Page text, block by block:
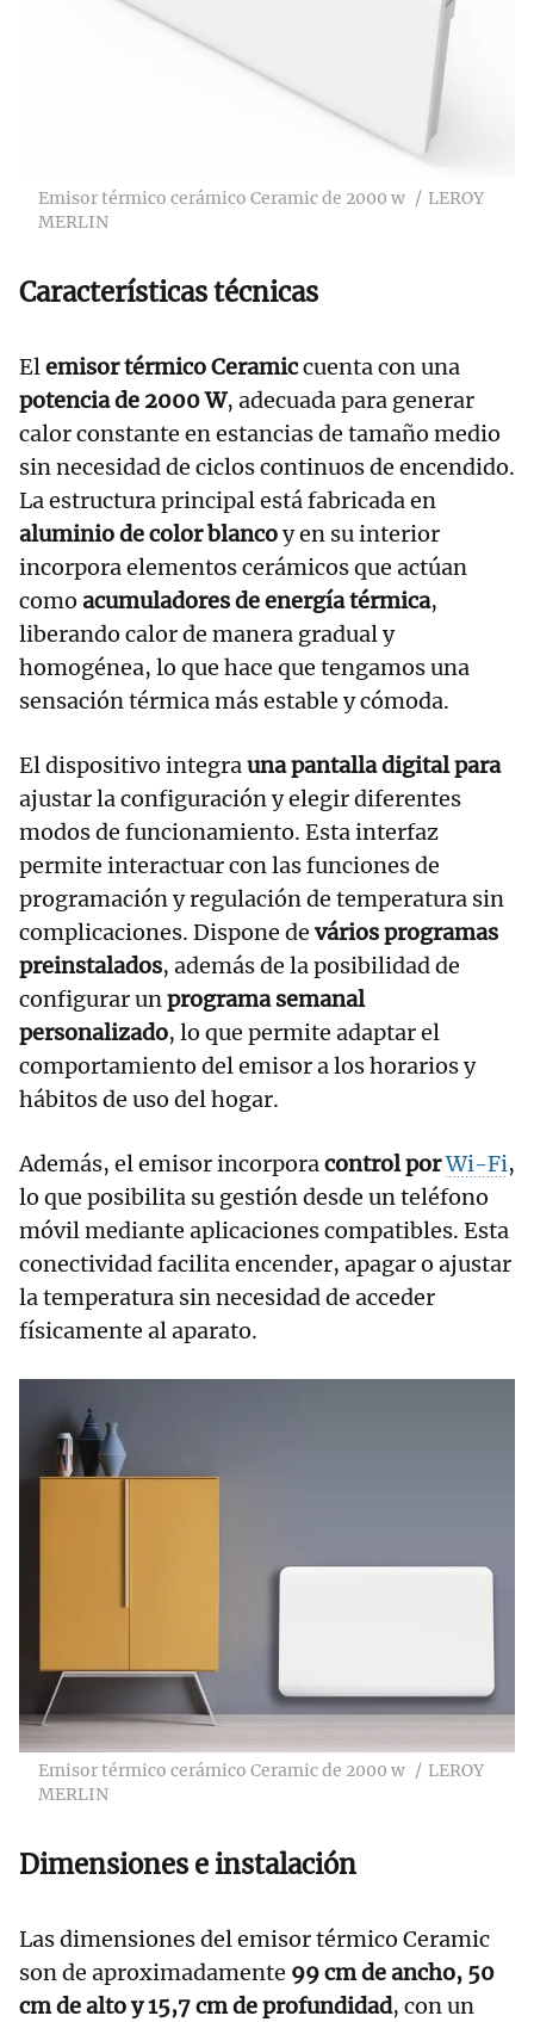
Emisor térmico cerámico Ceramic de 2000 w
LEROY
MERLIN
Características técnicas
Elemisor térmico Ceramiccuenta con una
potencia de 2000 W, adecuada para generar
calor constante en estancias de tamaño medio
sin necesidad de ciclos continuos de encendido.
La estructura principal está fabricada en
aluminio de color blancoy en su interior
incorpora elementos cerámicos que actúan
como acumuladores de energía térmica,
liberando calor de manera gradual y
homogénea, lo que hace que tengamos una
sensación térmica más estable y cómoda.
El dispositivo integrauna pantalla digital para
ajustar la configuración y elegir diferentes
modos de funcionamiento. Esta interfaz
permite interactuar con las funciones de
programación y regulación de temperatura sin
complicaciones. Dispone de vários programas
preinstalados, además de la posibilidad de
configurar unprograma semanal
personalizado, lo que permite adaptar el
comportamiento del emisor a los horarios y
hábitos de uso del hogar.
Además, el emisor incorporacontrol porWi-Fi,
lo que posibilita su gestión desde un teléfono
móvil mediante aplicaciones compatibles. Esta
conectividad facilita encender, apagar o ajustar
la temperatura sin necesidad de acceder
físicamente al aparato.
Emisor térmico cerámico Ceramic de 2000 w
LEROY
MERLIN
Dimensiones e instalación
Las dimensiones del emisor térmico Ceramic
son de aproximadamente 99 cm de ancho, 50
cm de alto y 15,7 cm de profundidad, con un